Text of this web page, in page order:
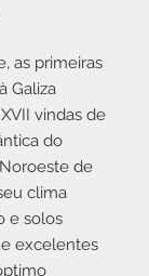
as primeiras
Galiza
vindas de
do
de
clima
e solos
excelentes